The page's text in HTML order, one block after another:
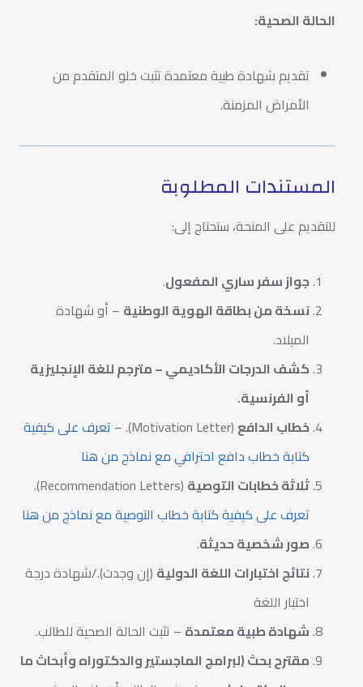
الحالة الصحية:
تقديم شهادة طبية معتمدة تثبت خلو المتقدم من
الأمراض المزمنة.
المستندات المطلوبة
للتقديم على المنحة، ستحتاج إلى:
جواز سفر ساري المفعول.
نسخة من بطاقة الهوية الوطنية – أو شهادة
الميلاد.
كشف الدرجات الأكاديمي – مترجم للغة الإنجليزية
أو الفرنسية.
خطاب الدافع (Motivation Letter). –
تعرف على كيفية
كتابة خطاب دافع احترافي مع نماذج من هنا
ثلاثة خطابات التوصية (Recommendation Letters).
تعرف على كيفية كتابة خطاب التوصية مع نماذج من هنا
صور شخصية حديثة.
نتائج اختبارات اللغة الدولية (إن وجدت)./شهادة درجة
اختبار اللغة
شهادة طبية معتمدة – تثبت الحالة الصحية للطالب.
مقترح بحث (لبرامج الماجستير والدكتوراه وأبحاث ما